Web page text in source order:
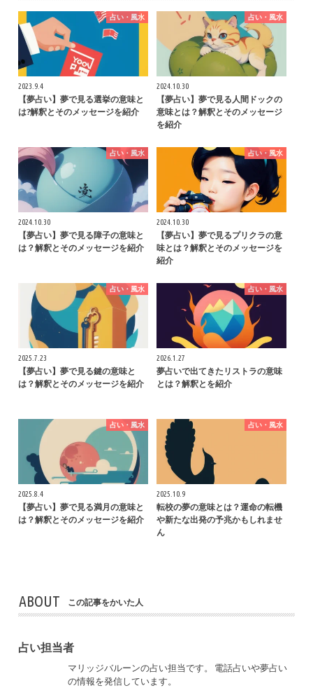
占い・風水
2023.9.4
【夢占い】夢で見る選挙の意味と
は?解釈とそのメッセージを紹介
占い・風水
2024.10.30
【夢占い】夢で見る人間ドックの
意味とは？解釈とそのメッセージ
を紹介
占い・風水
2024.10.30
【夢占い】夢で見る障子の意味と
は？解釈とそのメッセージを紹介
占い・風水
2024.10.30
【夢占い】夢で見るプリクラの意
味とは？解釈とそのメッセージを
紹介
占い・風水
2025.7.23
【夢占い】夢で見る鍵の意味と
は？解釈とそのメッセージを紹介
占い・風水
2026.1.27
夢占いで出てきたリストラの意味
とは？解釈とを紹介
占い・風水
2025.8.4
【夢占い】夢で見る満月の意味と
は？解釈とそのメッセージを紹介
占い・風水
2025.10.9
転校の夢の意味とは？運命の転機
や新たな出発の予兆かもしれませ
ん
ABOUT この記事をかいた人
占い担当者
マリッジバルーンの占い担当です。 電話占いや夢占い
の情報を発信しています。